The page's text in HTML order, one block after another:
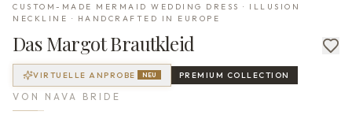
CUSTOM-MADE MERMAID WEDDING DRESS · ILLUSION
NECKLINE · HANDCRAFTED IN EUROPE
Das MargotBrautkleid
VIRTUELLE ANPROBE NEU PREMIUM COLLECTION
VON NAVA BRIDE